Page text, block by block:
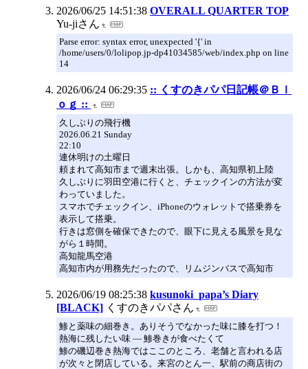
2026/06/25 14:51:38 OVERALL QUARTER TOP
Yu-jiさん
Parse error: syntax error, unexpected '{' in
/home/users/0/lolipop.jp-dp41034585/web/index.php on line
14
2026/06/24 06:29:35 :: くすのきパパ日記帳＠Ｂｌ
ｏｇ ::
久しぶりの飛行機
2026.06.21 Sunday
22:10
連休明けの土曜日
頼まれて高知市まで週末出張。しかも、高知県初上陸
久しぶりに羽田空港に行くと、チェックインの方法が変
わっていました。
スマホでチェックイン、iPhoneのウォレットで搭乗券を
表示して搭乗。
行きは窓側を確保できたので、眼下に見える風景を見な
がら１時間。
高知龍馬空港
高知市内が用務先だったので、リムジンバスで高知市
2026/06/19 08:25:38 kusunoki_papa’s Diary
[BLACK] くすのきパパさん
鯵と薬味の細巻き。ありそうでなかった味に膝を打つ！
熱海に残したい味 ― 鯵巻きが食べたくて
鯵の磯辺巻き熱海ではここのところ、老舗と言われる店
が次々と閉店している。来宮のとん一、駅前の商店街の